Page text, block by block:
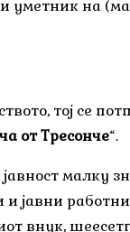
уметник на
тој се
от Тресонче“.
малку
и јавни
внук,